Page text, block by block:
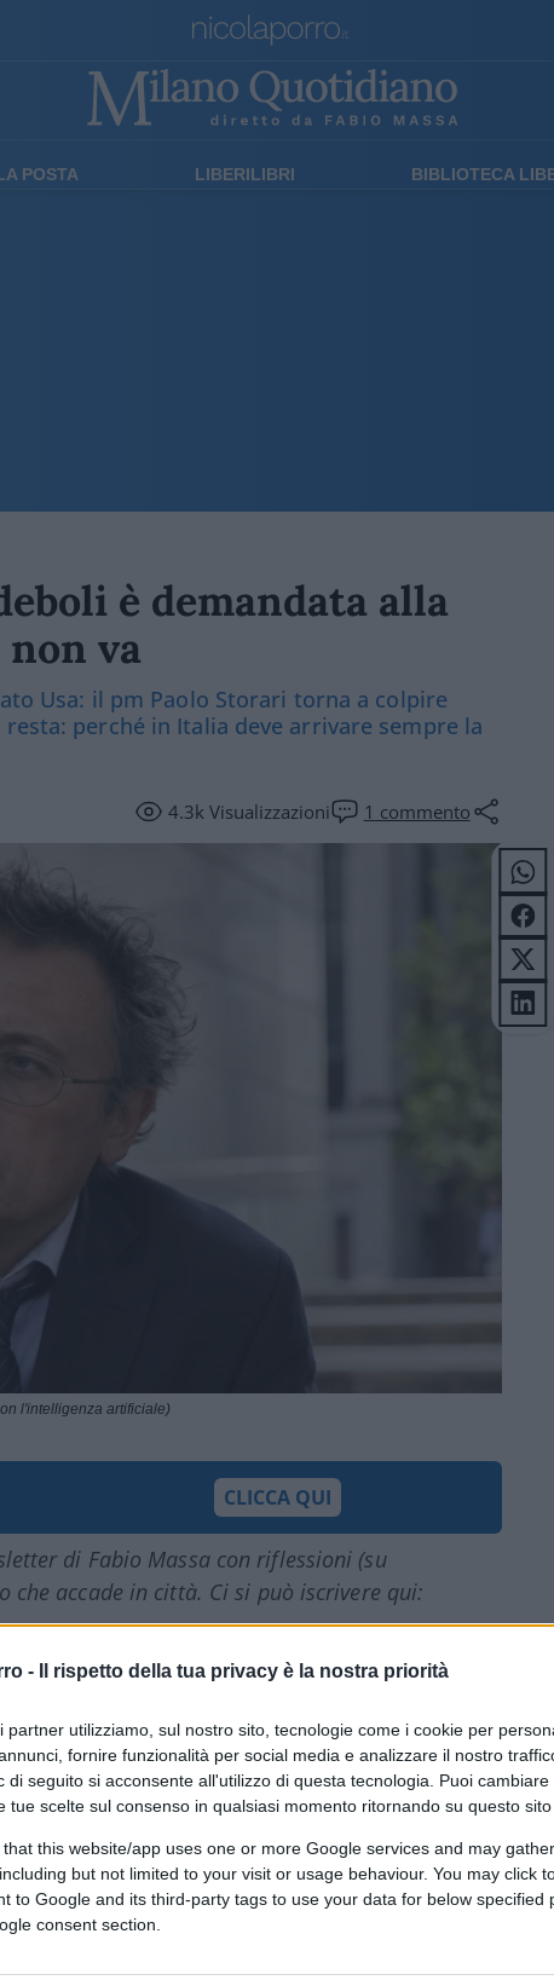
- Il rispetto della tua privacy è la nostra priorità
partner utilizziamo, sul nostro sito, tecnologie come i cookie per
fornire funzionalità per social media e analizzare il nostro
di seguito si acconsente all'utilizzo di questa tecnologia. Puoi cambiare
tue scelte sul consenso in qualsiasi momento ritornando su questo sito
that this website/app uses one or more Google services and may
but not limited to your visit or usage behaviour. You may click
to Google and its third-party tags to use your data for below specified
consent section.
POSTA LIBERILIBRI BIBLIOTECA
è demandata alla
non va
Usa: il pm Paolo Storari torna a colpire
perché in Italia deve arrivare sempre la
4.3kVisualizzazioni 1 commento
l'intelligenza artificiale)
CLICCA QUI
di Fabio Massa con riflessioni (su
accade in città. Ci si può iscrivere qui:
segno di come le cose non vadano
liberale, e in linea generale vorrei che
delle leggi. Io sono anche un
si viene condannati ancor prima di
Storari e praticamente solo per lui,